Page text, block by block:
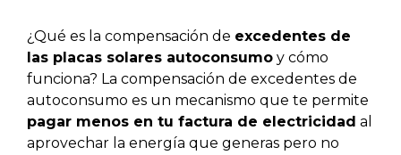
¿Qué es la compensación de excedentes de
las placas solares autoconsumo y cómo
funciona? La compensación de excedentes de
autoconsumo es un mecanismo que te permite
pagar menos en tu factura de electricidad al
aprovechar la energía que generas pero no